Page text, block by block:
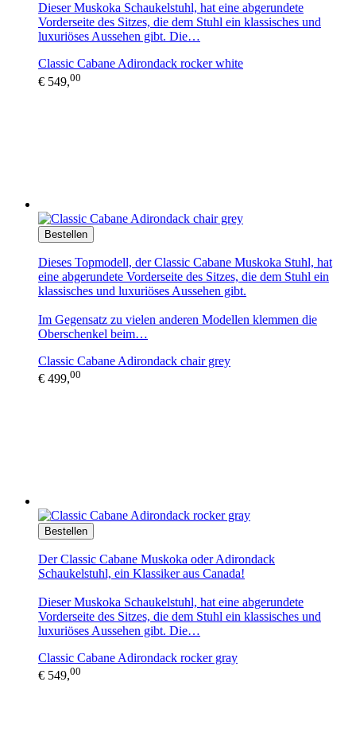
Dieser Muskoka Schaukelstuhl, hat eine abgerundete
Vorderseite des Sitzes, die dem Stuhl ein klassisches und
luxuriöses Aussehen gibt. Die…
Classic Cabane Adirondack rocker white
€ 549,00
Bestellen
Dieses Topmodell, der Classic Cabane Muskoka Stuhl, hat
eine abgerundete Vorderseite des Sitzes, die dem Stuhl ein
klassisches und luxuriöses Aussehen gibt.
Im Gegensatz zu vielen anderen Modellen klemmen die
Oberschenkel beim…
Classic Cabane Adirondack chair grey
€ 499,00
Bestellen
Der Classic Cabane Muskoka oder Adirondack
Schaukelstuhl, ein Klassiker aus Canada!
Dieser Muskoka Schaukelstuhl, hat eine abgerundete
Vorderseite des Sitzes, die dem Stuhl ein klassisches und
luxuriöses Aussehen gibt. Die…
Classic Cabane Adirondack rocker gray
€ 549,00